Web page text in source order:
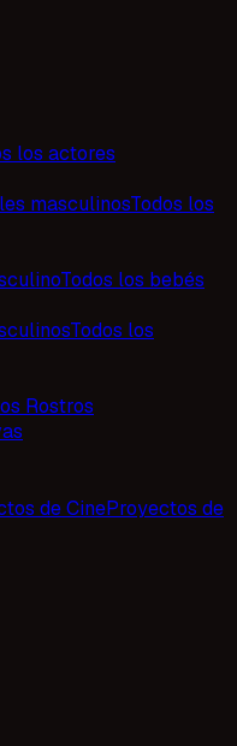
los actores
masculinosTodos los
Todos los bebés
Todos los
Rostros
de CineProyectos de